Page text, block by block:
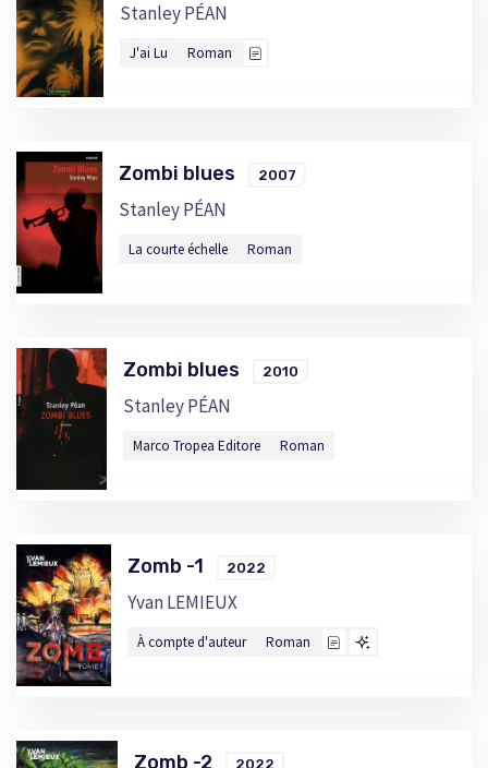
Stanley PÉAN
J'ai Lu Roman
Zombi blues 2007
Stanley PÉAN
La courte échelle Roman
Zombi blues 2010
Stanley PÉAN
Marco Tropea Editore Roman
Zomb -1 2022
Yvan LEMIEUX
À compte d'auteur Roman
Zomb -2 2022